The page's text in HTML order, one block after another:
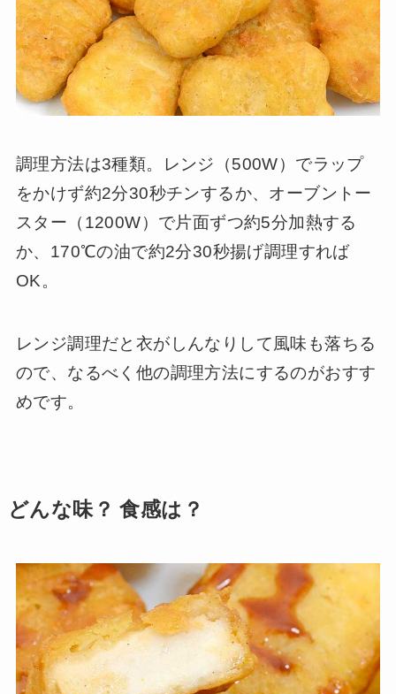
調理方法は3種類。レンジ（500W）でラップ
をかけず約2分30秒チンするか、オーブントー
スター（1200W）で片面ずつ約5分加熱する
か、170℃の油で約2分30秒揚げ調理すれば
OK。
レンジ調理だと衣がしんなりして風味も落ちる
ので、なるべく他の調理方法にするのがおすす
めです。
どんな味？ 食感は？